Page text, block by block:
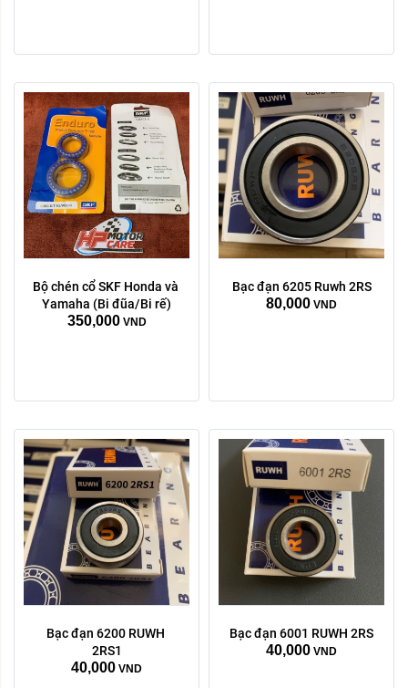
Bộ chén cổ SKF Honda và
Yamaha (Bi đũa/Bi rế)
350,000 VND
Bạc đạn 6205 Ruwh 2RS
80,000 VND
Bạc đạn 6200 RUWH
2RS1
40,000 VND
Bạc đạn 6001 RUWH 2RS
40,000 VND